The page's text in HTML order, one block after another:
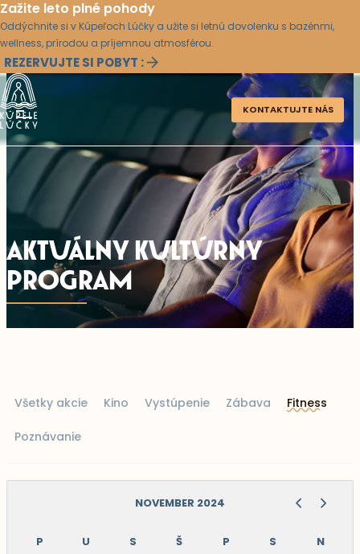
Zažite leto plné pohody
Oddýchnite si v Kúpeľoch Lúčky a užite si letnú dovolenku s bazénmi,
wellness, prírodou a príjemnou atmosférou.
REZERVUJTE SI POBYT :
KONTAKTUJTE NÁS
AKTUÁLNY KULTÚRNY
PROGRAM
Všetky akcie Kino Vystúpenie Zábava Fitness
Poznávanie
NOVEMBER 2024
P U S Š P S N